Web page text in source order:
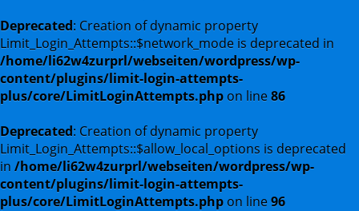
Deprecated: Creation of dynamic property
Limit_Login_Attempts::$network_mode is deprecated in
/home/li62w4zurprl/webseiten/wordpress/wp-
content/plugins/limit-login-attempts-
plus/core/LimitLoginAttempts.php on line86
Deprecated: Creation of dynamic property
Limit_Login_Attempts::$allow_local_options is deprecated
in /home/li62w4zurprl/webseiten/wordpress/wp-
content/plugins/limit-login-attempts-
plus/core/LimitLoginAttempts.php on line96